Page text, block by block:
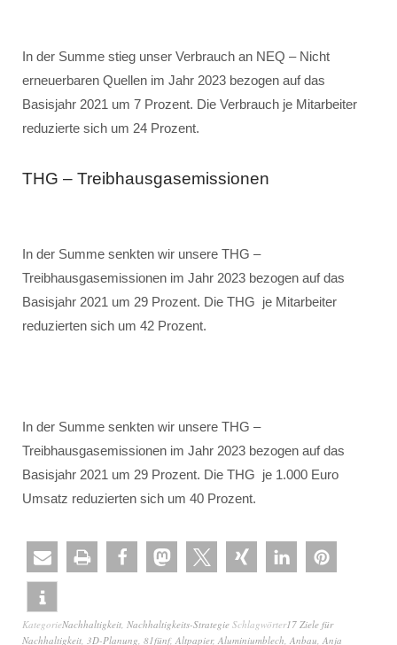
In der Summe stieg unser Verbrauch an NEQ – Nicht
erneuerbaren Quellen im Jahr 2023 bezogen auf das
Basisjahr 2021 um 7 Prozent. Die Verbrauch je Mitarbeiter
reduzierte sich um 24 Prozent.
THG – Treibhausgasemissionen
In der Summe senkten wir unsere THG –
Treibhausgasemissionen im Jahr 2023 bezogen auf das
Basisjahr 2021 um 29 Prozent. Die THG je Mitarbeiter
reduzierten sich um 42 Prozent.
In der Summe senkten wir unsere THG –
Treibhausgasemissionen im Jahr 2023 bezogen auf das
Basisjahr 2021 um 29 Prozent. Die THG je 1.000 Euro
Umsatz reduzierten sich um 40 Prozent.
KategorieNachhaltigkeit, Nachhaltigkeits-Strategie Schlagwörter17 Ziele für
Nachhaltigkeit, 3D-Planung, 81fünf, Altpapier, Aluminiumblech, Anbau, Anja